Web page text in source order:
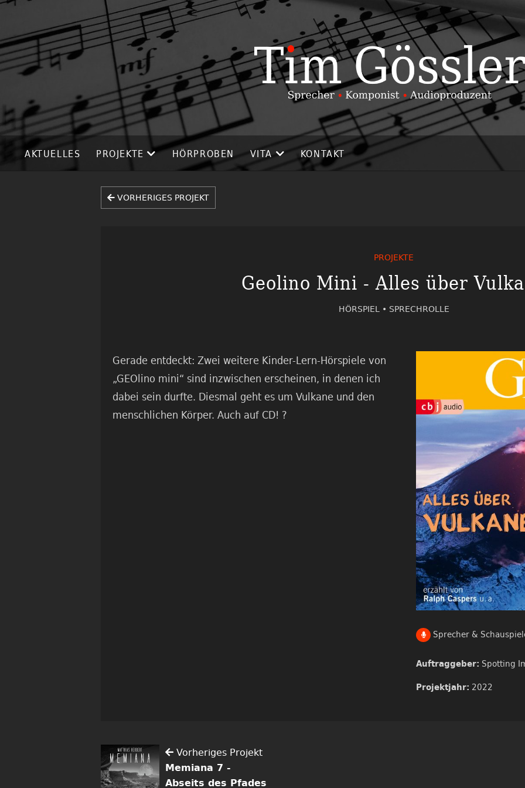
AKTUELLES PROJEKTE HÖRPROBEN VITA KONTAKT
VORHERIGES PROJEKT
PROJEKTE
Geolino Mini - Alles über
HÖRSPIEL • SPRECHROLLE
Sprecher &
Auftraggeber: Spotting
Projektjahr: 2022
Gerade entdeckt: Zwei weitere Kinder-Lern-Hörspiele von
„GEOlino mini“ sind inzwischen erscheinen, in denen ich
dabei sein durfte. Diesmal geht es um Vulkane und den
menschlichen Körper. Auch auf CD! ?
Vorheriges Projekt
Memiana 7 -
Abseits des Pfades